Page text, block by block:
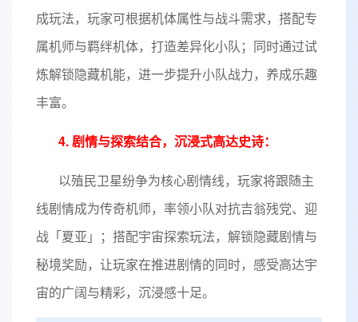
成玩法，玩家可根据机体属性与战斗需求，搭配专
属机师与羁绊机体，打造差异化小队；同时通过试
炼解锁隐藏机能，进一步提升小队战力，养成乐趣
丰富。
4. 剧情与探索结合，沉浸式高达史诗：
以殖民卫星纷争为核心剧情线，玩家将跟随主
线剧情成为传奇机师，率领小队对抗吉翁残党、迎
战「夏亚」；搭配宇宙探索玩法，解锁隐藏剧情与
秘境奖励，让玩家在推进剧情的同时，感受高达宇
宙的广阔与精彩，沉浸感十足。